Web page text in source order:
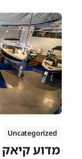
Uncategorized
מדוע קיאק